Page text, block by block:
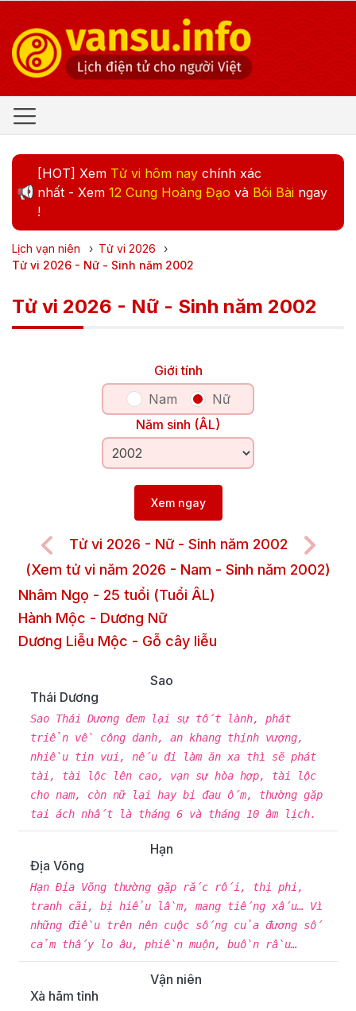
[HOT] Xem Tử vi hôm nay chính xác
nhất - Xem 12 Cung Hoàng Đạo và Bói Bài ngay
!
Lịch vạn niên › Tử vi 2026
›
Tử vi 2026 - Nữ - Sinh năm 2002
Tử vi 2026 - Nữ - Sinh năm 2002
Giới tính
Nam
Nữ
Năm sinh (ÂL)
Xem ngay
Tử vi 2026 - Nữ - Sinh năm 2002
(Xem tử vi năm 2026 - Nam - Sinh năm 2002)
Nhâm Ngọ - 25 tuổi (Tuổi ÂL)
Hành Mộc - Dương Nữ
Dương Liễu Mộc - Gỗ cây liễu
Sao
Thái Dương
Sao Thái Dương đem lại sự tốt lành, phát
triển về công danh, an khang thịnh vượng,
nhiều tin vui, nếu đi làm ăn xa thì sẽ phát
tài, tài lộc lên cao, vạn sự hòa hợp, tài lộc
cho nam, còn nữ lại hay bị đau ốm, thường gặp
tai ách nhất là tháng 6 và tháng 10 âm lịch.
Hạn
Địa Võng
Hạn Địa Võng thường gặp rắc rối, thị phi,
tranh cãi, bị hiểu lầm, mang tiếng xấu… Vì
những điều trên nên cuộc sống của đương số
cảm thấy lo âu, phiền muộn, buồn rầu…
Vận niên
Xà hãm tỉnh